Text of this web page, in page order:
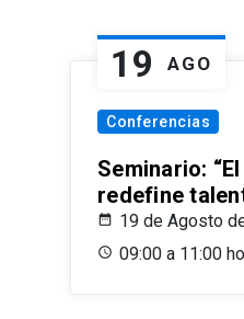
19 AGO
Conferencias
Seminario:
redefine
19 de Agosto
09:00 a 11:00